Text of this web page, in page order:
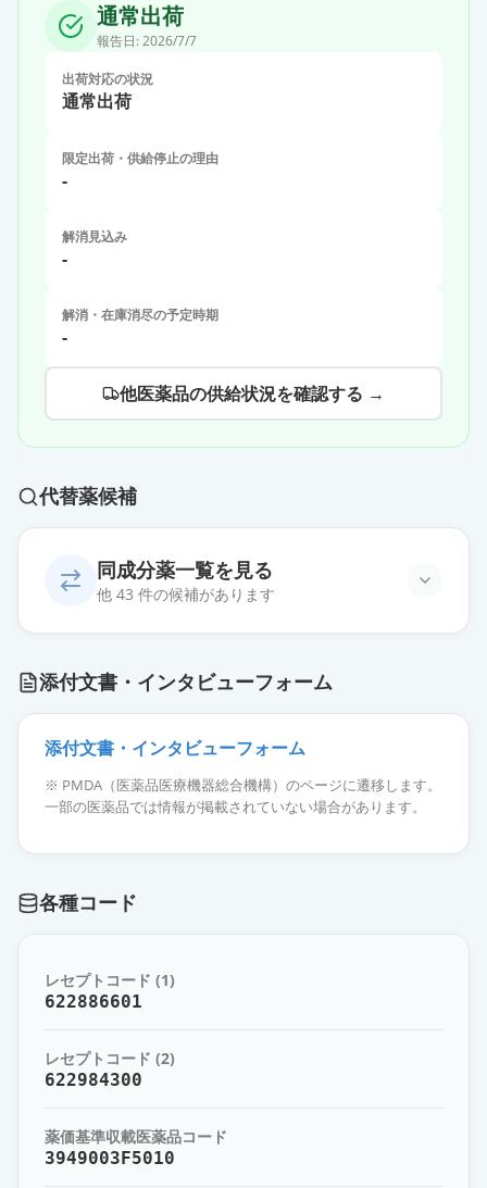
通常出荷
報告日: 2026/7/7
出荷対応の状況
通常出荷
限定出荷・供給停止の理由
-
解消見込み
-
解消・在庫消尽の予定時期
-
他医薬品の供給状況を確認する →
代替薬候補
同成分薬一覧を見る
他 43 件の候補があります
治」
薬価 10.80 円
イ」
薬価 10.80 円
通常出荷
20mg「AFP」
フェブキソスタット錠20mg「杏
林」
フェブキソスタットOD錠20mg「日
薬価 10.80 円
添付文書・インタビューフォーム
添付文書・インタビューフォーム
※ PMDA（医薬品医療機器総合機構）のページに遷移します。
一部の医薬品では情報が掲載されていない場合があります。
各種コード
レセプトコード (1)
622886601
レセプトコード (2)
622984300
薬価基準収載医薬品コード
3949003F5010